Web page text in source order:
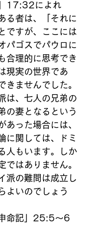
」17:32によれ
る者は、「それに
ですが、ここには
パゴスでパウロに
合理的に思考でき
現実の世界であ
きませんでした。
は、七人の兄弟の
の妻となるという
った場合には、
に関しては、ドミ
人もいます。しか
ではありません。
派の難問は成立し
よいのでしょう
命記」25:5～6